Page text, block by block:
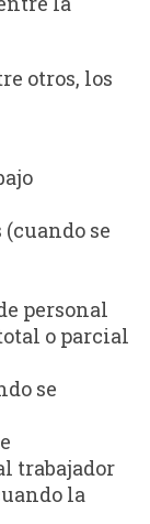
otros, los
se
personal
o parcial
se
trabajador
la